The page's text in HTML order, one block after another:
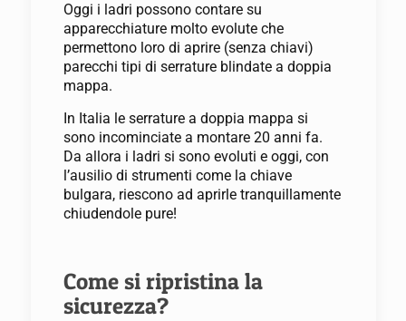
Oggi i ladri possono contare su
apparecchiature molto evolute che
permettono loro di aprire (senza chiavi)
parecchi tipi di serrature blindate a doppia
mappa.
In Italia le serrature a doppia mappa si
sono incominciate a montare 20 anni fa.
Da allora i ladri si sono evoluti e oggi, con
l’ausilio di strumenti come la chiave
bulgara, riescono ad aprirle tranquillamente
chiudendole pure!
Come si ripristina la
sicurezza?